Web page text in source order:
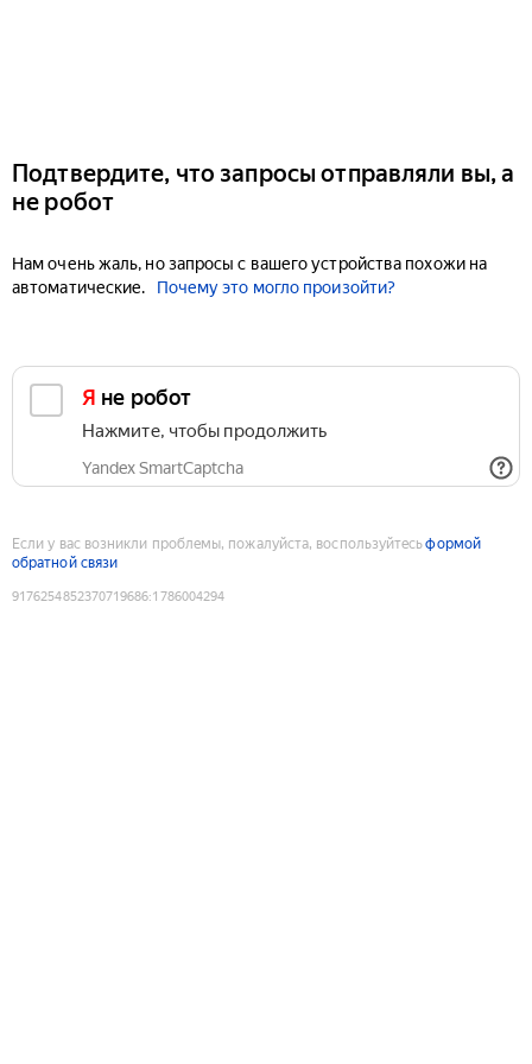
Подтвердите, что запросы отправляли вы, а
не робот
Нам очень жаль, но запросы с вашего устройства похожи на
автоматические.
Почему это могло произойти?
Я не робот
Нажмите, чтобы продолжить
Yandex SmartCaptcha
Если у вас возникли проблемы, пожалуйста, воспользуйтесьформой
обратной связи
9176254852370719686:1786004294